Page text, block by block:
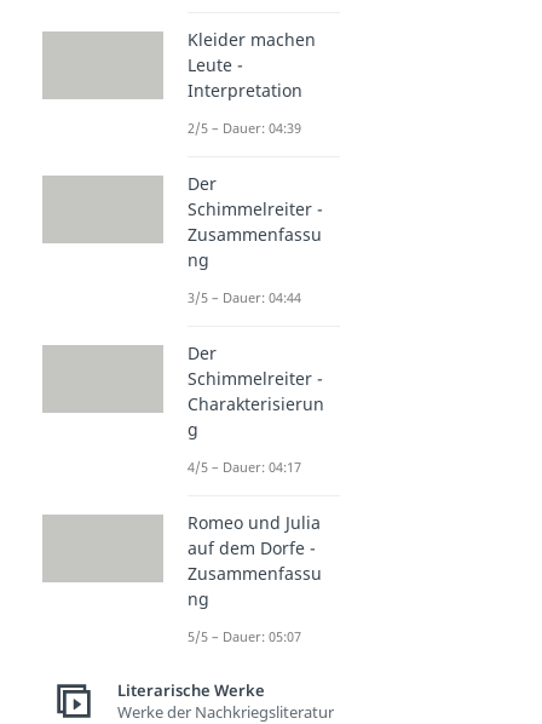
Kleider machen
Leute -
Interpretation
2/5 – Dauer: 04:39
Der
Schimmelreiter -
Zusammenfassu
ng
3/5 – Dauer: 04:44
Der
Schimmelreiter -
Charakterisierun
g
4/5 – Dauer: 04:17
Romeo und Julia
auf dem Dorfe -
Zusammenfassu
ng
5/5 – Dauer: 05:07
Literarische Werke
Werke der Nachkriegsliteratur